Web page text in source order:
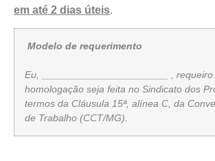
em até 2 dias úteis.
Modelo de requerimento
Eu, _______________________ ,
homologação seja feita no Sindicato dos
termos da Cláusula 15ª, alínea C, da
de Trabalho (CCT/MG).